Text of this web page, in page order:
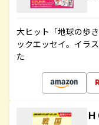
大ヒット「地球の歩
ックエッセイ。イラ
た